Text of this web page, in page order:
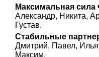
Максимальная сила
Александр, Никита,
Густав.
Стабильные
Дмитрий, Павел,
Максим.